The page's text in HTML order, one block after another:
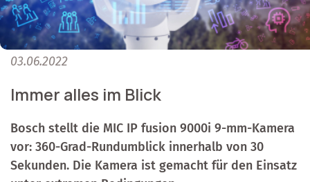
03.06.2022
Immer alles im Blick
Bosch stellt die MIC IP fusion 9000i 9-mm-Kamera
vor: 360-Grad-Rundumblick innerhalb von 30
Sekunden. Die Kamera ist gemacht für den Einsatz